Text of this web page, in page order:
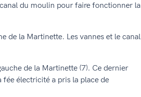
du moulin pour faire fonctionner la
de la Martinette. Les vannes et le canal
de la Martinette (7). Ce dernier
fée électricité a pris la place de